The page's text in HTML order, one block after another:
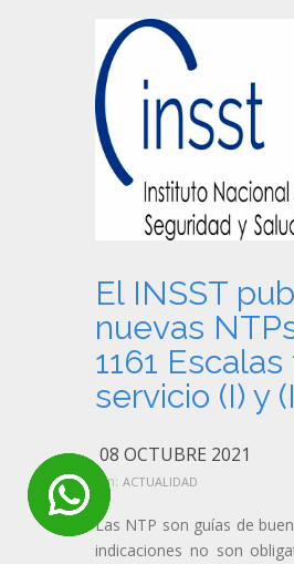
El INSST
nuevas
1161
servicio (I) y
08 OCTUBRE 2021
en: ACTUALIDAD
Las NTP son guías de
indicaciones no son